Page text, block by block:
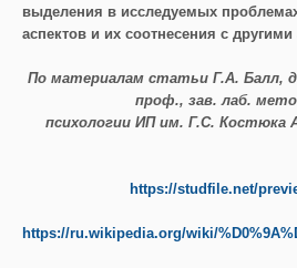
выделения в исследуемых
аспектов и их соотнесения с другими
По материалам статьи Г.А. Балл,
проф., зав. лаб.
психологии ИП им. Г.С. Костюка
https://studfile.net/
https://ru.wikipedia.org/wiki/